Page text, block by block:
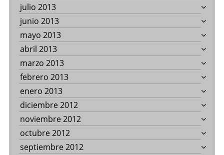
julio 2013
junio 2013
mayo 2013
abril 2013
marzo 2013
febrero 2013
enero 2013
diciembre 2012
noviembre 2012
octubre 2012
septiembre 2012